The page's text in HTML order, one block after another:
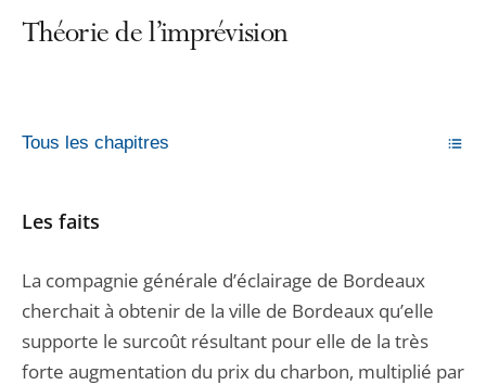
Théorie de l’imprévision
Tous les chapitres
Les faits
La compagnie générale d’éclairage de Bordeaux
cherchait à obtenir de la ville de Bordeaux qu’elle
supporte le surcoût résultant pour elle de la très
forte augmentation du prix du charbon, multiplié par